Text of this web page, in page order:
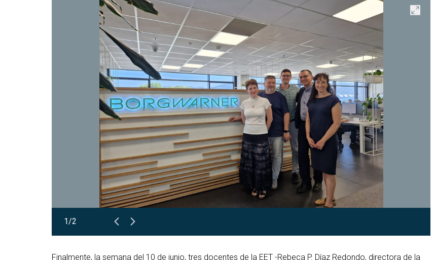
Abrir
1/2
Finalmente, la semana del 10 de junio, tres docentes de la EET -Rebeca P. Díaz Redondo, directora de la